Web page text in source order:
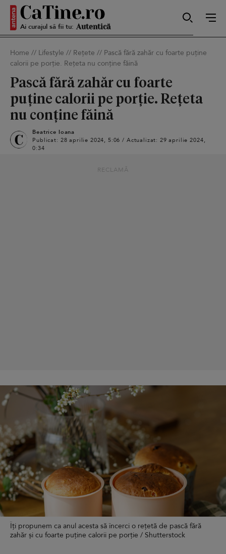
Ai curajul să fii tu: Sexy
Smart
Home // Lifestyle // Rețete // Pască fără zahăr cu foarte puține
calorii pe porție. Rețeta nu conține făină
Pască fără zahăr cu foarte
puține calorii pe porție. Rețeta
nu conține făină
Beatrice Ioana
Publicat: 28 aprilie 2024, 5:06 / Actualizat: 29 aprilie 2024,
0:34
RECLAMĂ
Îți propunem ca anul acesta să încerci o rețetă de pască fără
zahăr și cu foarte puține calorii pe porție / Shutterstock